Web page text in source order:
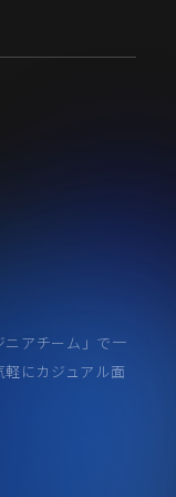
ニアチーム」で一
にカジュアル面